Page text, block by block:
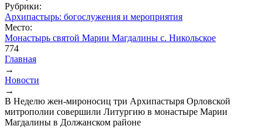
Рубрики:
Архипастырь: богослужения и мероприятия
Место:
Монастырь святой Марии Магдалины с. Никольское
774
Вы здесь
Главная
→
Новости
→
В Неделю жен-мироносиц три Архипастыря Орловской
митрополии совершили Литургию в монастыре Марии
Магдалины в Должанском районе